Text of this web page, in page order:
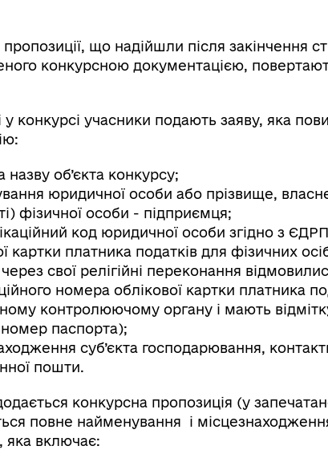
пропозиції, що надійшли після закінчення
конкурсною документацією,
у конкурсі учасники подають заяву, яка
назву об’єкта конкурсу;
юридичної особи або прізвище, власне
фізичної особи - підприємця;
код юридичної особи згідно з
картки платника податків для фізичних
через свої релігійні переконання
номера облікової картки платника
контролюючому органу і мають
номер паспорта);
суб’єкта господарювання,
пошти.
конкурсна пропозиція (у
повне найменування і
яка включає: